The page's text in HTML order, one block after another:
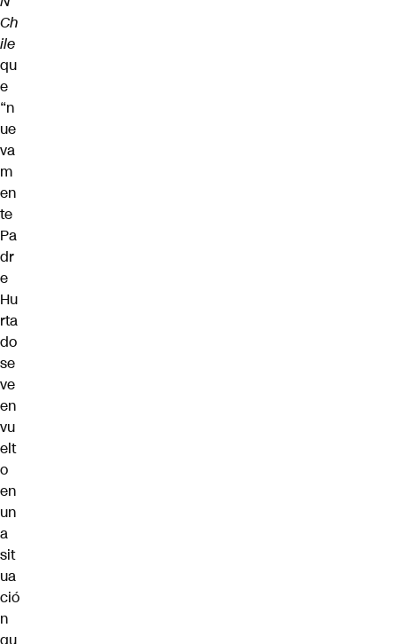
Ch
ile
qu
e
“n
ue
va
m
en
te
Pa
dr
e
Hu
rta
do
se
ve
en
vu
elt
o
en
un
a
sit
ua
ció
n
qu